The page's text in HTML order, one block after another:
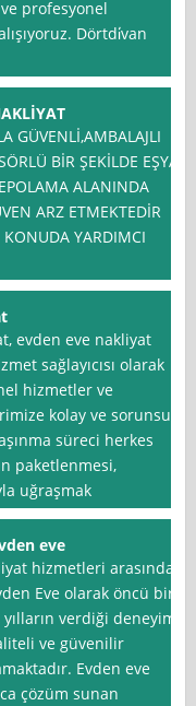
profesyonel
Dörtdi̇van
GÜVENLİ,AMBALAJLI
BİR ŞEKİLDE EŞYA
ALANINDA
ARZ ETMEKTEDİR
KONUDA YARDIMCI
evden eve nakliyat
sağlayıcısı olarak
hizmetler ve
kolay ve sorunsuz
süreci herkes
paketlenmesi,
uğraşmak
eve
hizmetleri arasında
Eve olarak öncü bir
verdiği deneyim
ve güvenilir
Evden eve
çözüm sunan